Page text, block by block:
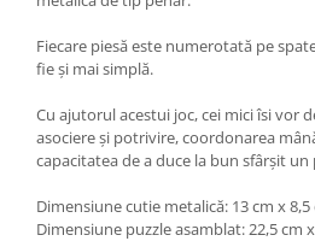
Fiecare piesă este numerotată pe
fie şi mai simplă.
Cu ajutorul acestui joc, cei mici îsi vor
asociere şi potrivire, coordonarea
capacitatea de a duce la bun sfârşit un
Dimensiune cutie metalică: 13 cm x 8,5
Dimensiune puzzle asamblat: 22,5 cm